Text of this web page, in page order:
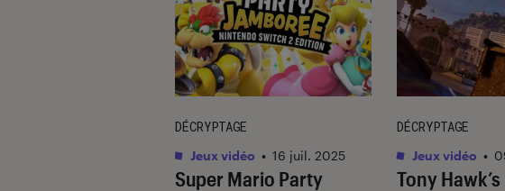
Super Mario Party
DÉCRYPTAGE
Jeux vidéo • 16 juil. 2025
Tony
DÉCRYPTAGE
Jeux vidéo •